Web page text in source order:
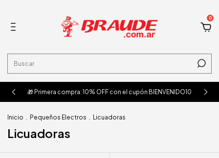
0
🎁 Primera compra: 10% OFF con el cupón BIENVENIDO10
Inicio . Pequeños Electros . Licuadoras
Licuadoras